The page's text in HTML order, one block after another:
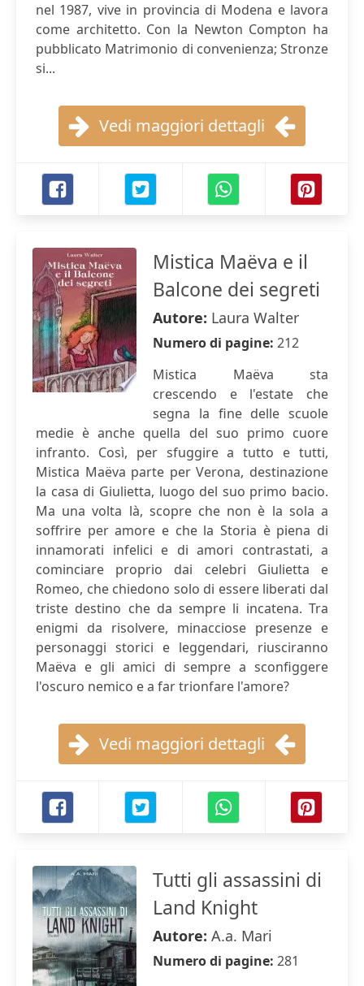
nel 1987, vive in provincia di Modena e lavora
come architetto. Con la Newton Compton ha
pubblicato Matrimonio di convenienza; Stronze
si...
Vedi maggiori dettagli
Mistica Maëva e il
Balcone dei segreti
Autore: Laura Walter
Numero di pagine: 212
Mistica Maëva sta
crescendo e l'estate che
segna la fine delle scuole
medie è anche quella del suo primo cuore
infranto. Così, per sfuggire a tutto e tutti,
Mistica Maëva parte per Verona, destinazione
la casa di Giulietta, luogo del suo primo bacio.
Ma una volta là, scopre che non è la sola a
soffrire per amore e che la Storia è piena di
innamorati infelici e di amori contrastati, a
cominciare proprio dai celebri Giulietta e
Romeo, che chiedono solo di essere liberati dal
triste destino che da sempre li incatena. Tra
enigmi da risolvere, minacciose presenze e
personaggi storici e leggendari, riusciranno
Maëva e gli amici di sempre a sconfiggere
l'oscuro nemico e a far trionfare l'amore?
Vedi maggiori dettagli
Tutti gli assassini di
Land Knight
Autore: A.a. Mari
Numero di pagine: 281